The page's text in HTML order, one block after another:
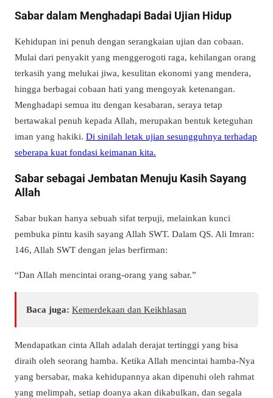
Sabar dalam Menghadapi Badai Ujian Hidup
Kehidupan ini penuh dengan serangkaian ujian dan cobaan.
Mulai dari penyakit yang menggerogoti raga, kehilangan orang
terkasih yang melukai jiwa, kesulitan ekonomi yang mendera,
hingga berbagai cobaan hati yang mengoyak ketenangan.
Menghadapi semua itu dengan kesabaran, seraya tetap
bertawakal penuh kepada Allah, merupakan bentuk keteguhan
iman yang hakiki. Di sinilah letak ujian sesungguhnya terhadap
seberapa kuat fondasi keimanan kita.
Sabar sebagai Jembatan Menuju Kasih Sayang
Allah
Sabar bukan hanya sebuah sifat terpuji, melainkan kunci
pembuka pintu kasih sayang Allah SWT. Dalam QS. Ali Imran:
146, Allah SWT dengan jelas berfirman:
“Dan Allah mencintai orang-orang yang sabar.”
Baca juga: Kemerdekaan dan Keikhlasan
Mendapatkan cinta Allah adalah derajat tertinggi yang bisa
diraih oleh seorang hamba. Ketika Allah mencintai hamba-Nya
yang bersabar, maka kehidupannya akan dipenuhi oleh rahmat
yang melimpah, setiap doanya akan dikabulkan, dan segala